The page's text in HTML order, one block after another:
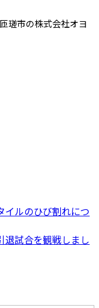
瑳市の株式会社オヨ
イルのひび割れにつ
退試合を観戦しまし